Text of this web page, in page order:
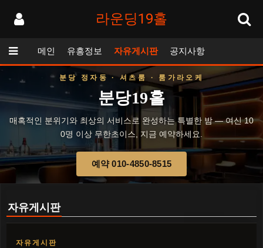
라운딩19홀
메인 유흥정보 자유게시판 공지사항
분당 정자동 · 셔츠룸 · 룸가라오케
분당19홀
매혹적인 분위기와 최상의 서비스로 완성하는 특별한 밤 — 여신 10
0명 이상 무한초이스, 지금 예약하세요.
예약 010-4850-8515
자유게시판
자유게시판